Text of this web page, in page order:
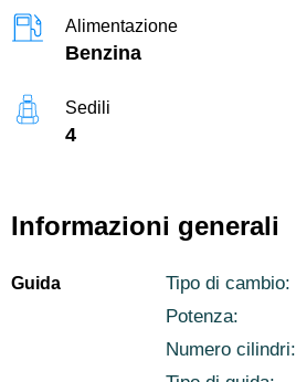
Alimentazione
Benzina
Sedili
4
Informazioni generali
Guida Tipo di cambio:
Potenza:
Numero cilindri: